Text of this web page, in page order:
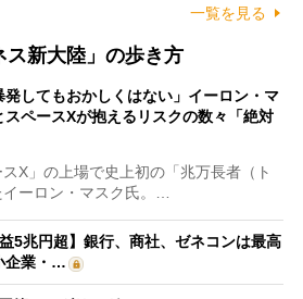
一覧を見る
ス新大陸」の歩き方
発してもおかしくはない」イーロン・マ
スペースXが抱えるリスクの数々「絶対
X」の上場で史上初の「兆万長者（ト
ーロン・マスク氏。…
5兆円超】銀行、商社、ゼネコンは最高
企業・…